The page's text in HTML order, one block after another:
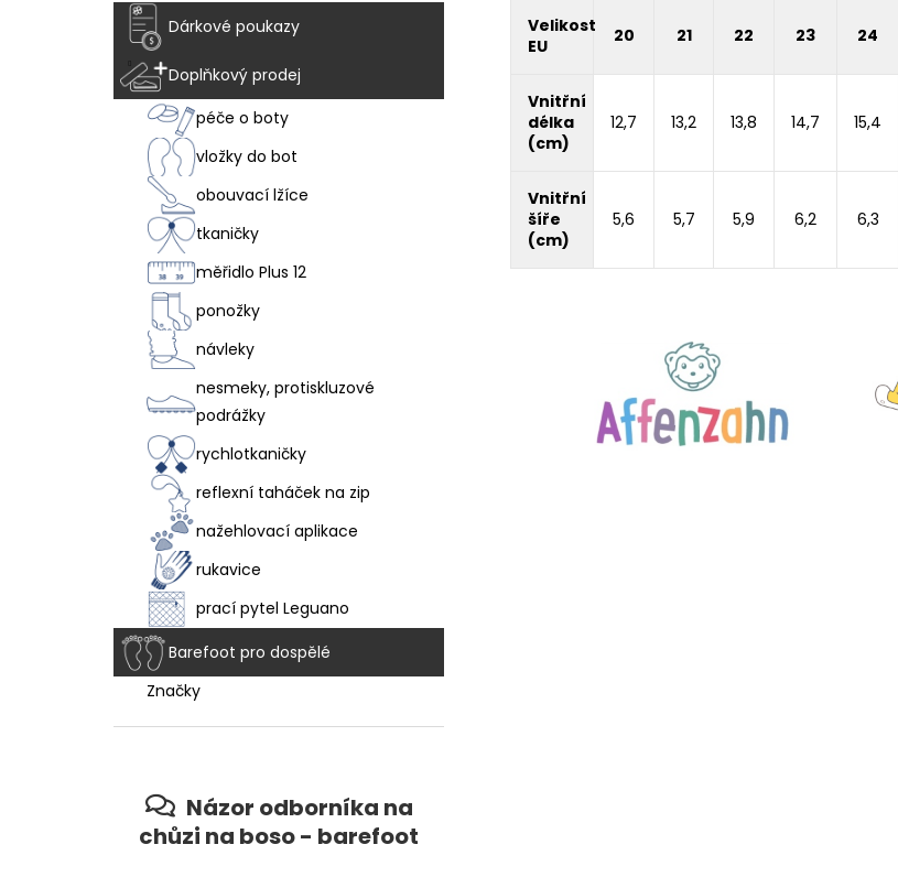
Dárkové poukazy
Doplňkový prodej
péče o boty
vložky do bot
obouvací lžíce
tkaničky
měřidlo Plus 12
ponožky
návleky
nesmeky, protiskluzové
podrážky
rychlotkaničky
reflexní taháček na zip
nažehlovací aplikace
rukavice
prací pytel Leguano
Barefoot pro dospělé
Značky
Názor odborníka na
chůzi na boso - barefoot
Velikost
EU
20 21 22 23 24
Vnitřní
délka
(cm)
12,7 13,2 13,8 14,7 15,4
Vnitřní
šíře
(cm)
5,6 5,7 5,9 6,2 6,3